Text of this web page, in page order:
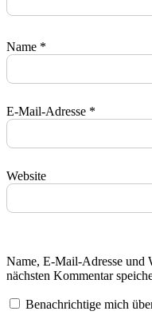
Name *
E-Mail-Adresse *
Website
Name, E-Mail-Adresse und
nächsten Kommentar
Benachrichtige mich